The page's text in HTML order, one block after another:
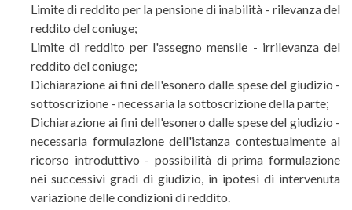
Limite di reddito per la pensione di inabilità - rilevanza del
reddito del coniuge;
Limite di reddito per l'assegno mensile - irrilevanza del
reddito del coniuge;
Dichiarazione ai fini dell'esonero dalle spese del giudizio -
sottoscrizione - necessaria la sottoscrizione della parte;
Dichiarazione ai fini dell'esonero dalle spese del giudizio -
necessaria formulazione dell'istanza contestualmente al
ricorso introduttivo - possibilità di prima formulazione
nei successivi gradi di giudizio, in ipotesi di intervenuta
variazione delle condizioni di reddito.